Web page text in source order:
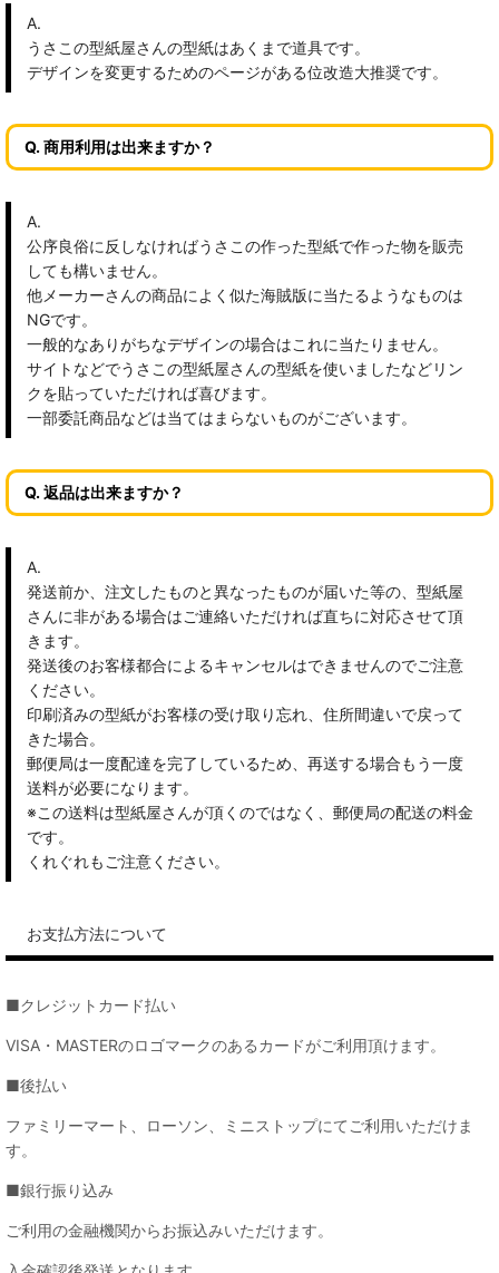
A.
うさこの型紙屋さんの型紙はあくまで道具です。
デザインを変更するためのページがある位改造大推奨です。
Q. 商用利用は出来ますか？
A.
公序良俗に反しなければうさこの作った型紙で作った物を販売
しても構いません。
他メーカーさんの商品によく似た海賊版に当たるようなものは
NGです。
一般的なありがちなデザインの場合はこれに当たりません。
サイトなどでうさこの型紙屋さんの型紙を使いましたなどリン
クを貼っていただければ喜びます。
一部委託商品などは当てはまらないものがございます。
Q. 返品は出来ますか？
A.
発送前か、注文したものと異なったものが届いた等の、型紙屋
さんに非がある場合はご連絡いただければ直ちに対応させて頂
きます。
発送後のお客様都合によるキャンセルはできませんのでご注意
ください。
印刷済みの型紙がお客様の受け取り忘れ、住所間違いで戻って
きた場合。
郵便局は一度配達を完了しているため、再送する場合もう一度
送料が必要になります。
※この送料は型紙屋さんが頂くのではなく、郵便局の配送の料金
です。
くれぐれもご注意ください。
お支払方法について
■クレジットカード払い
VISA・MASTERのロゴマークのあるカードがご利用頂けます。
■後払い
ファミリーマート、ローソン、ミニストップにてご利用いただけま
す。
■銀行振り込み
ご利用の金融機関からお振込みいただけます。